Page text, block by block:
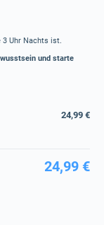
3 Uhr Nachts ist.
und starte
24,99 €
24,99 €